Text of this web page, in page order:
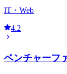
IT・Web
4.2
ベンチャーフ